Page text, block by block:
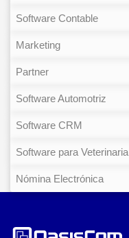
Software Contable
Marketing
Partner
Software Automotriz
Software CRM
Software para Veterinaria
Nómina Electrónica